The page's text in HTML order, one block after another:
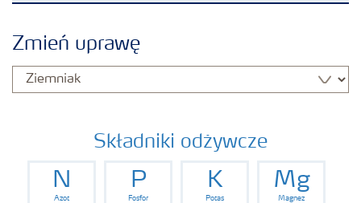
Uprawy
Porady dotyczące wysiewu nawozów
Narzędzia i usługi
Zmień uprawę
Składniki odżywcze
N
Azot
P
Fosfor
K
Potas
Mg
Magnez